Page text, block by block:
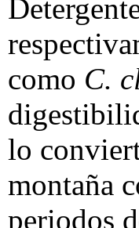
como C.
lo
montaña
periodos